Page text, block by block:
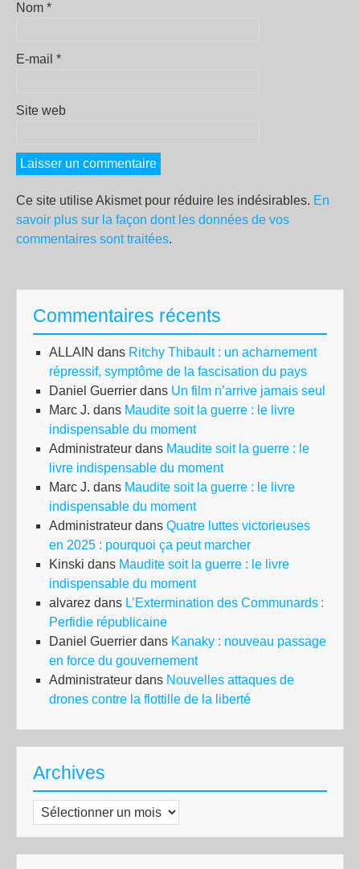
Nom *
E-mail *
Site web
Ce site utilise Akismet pour réduire les indésirables. En
savoir plus sur la façon dont les données de vos
commentaires sont traitées.
Commentaires récents
ALLAIN dans Ritchy Thibault : un acharnement
répressif, symptôme de la fascisation du pays
Daniel Guerrier dans Un film n’arrive jamais seul
Marc J. dans Maudite soit la guerre : le livre
indispensable du moment
Administrateur dans Maudite soit la guerre : le
livre indispensable du moment
Marc J. dans Maudite soit la guerre : le livre
indispensable du moment
Administrateur dans Quatre luttes victorieuses
en 2025 : pourquoi ça peut marcher
Kinski dans Maudite soit la guerre : le livre
indispensable du moment
alvarez dans L’Extermination des Communards :
Perfidie républicaine
Daniel Guerrier dans Kanaky : nouveau passage
en force du gouvernement
Administrateur dans Nouvelles attaques de
drones contre la flottille de la liberté
Archives
Archives